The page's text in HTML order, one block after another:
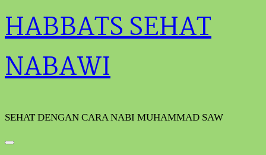
HABBATS SEHAT
NABAWI
SEHAT DENGAN CARA NABI MUHAMMAD SAW